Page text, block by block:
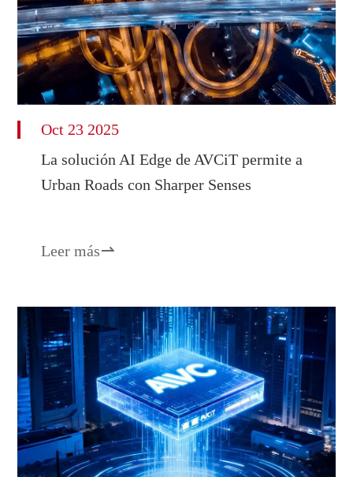
Oct 23 2025
La solución AI Edge de AVCiT permite a
Urban Roads con Sharper Senses
Leer más